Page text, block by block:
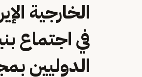
الخارجية
في اجتماع
الدوليين